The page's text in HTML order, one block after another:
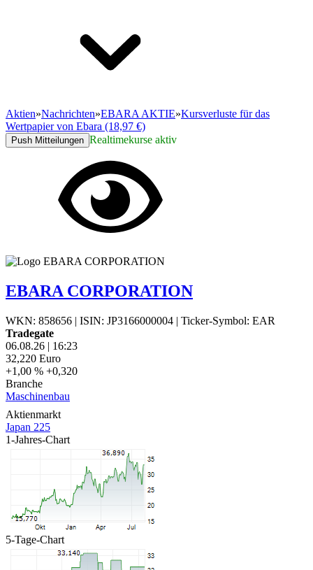
Aktien»Nachrichten»EBARA AKTIE»Kursverluste für das
Wertpapier von Ebara (18,97 €)
Push Mitteilungen Realtimekurse aktiv
EBARA CORPORATION
WKN: 858656 | ISIN: JP3166000004 | Ticker-Symbol: EAR
Tradegate
06.08.26 | 16:23
32,220 Euro
+1,00 % +0,320
Branche
Maschinenbau
Aktienmarkt
Japan 225
1-Jahres-Chart
5-Tage-Chart